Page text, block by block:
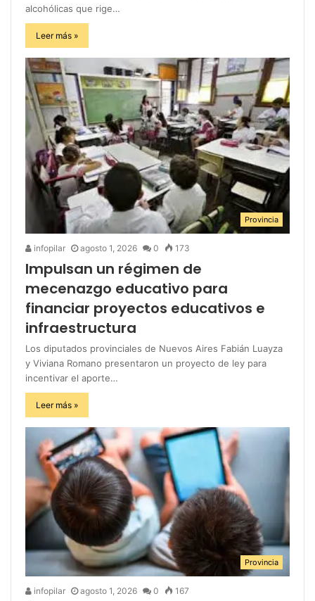
alcohólicas que rige…
Leer más »
Provincia
infopilar agosto 1, 2026 0 173
Impulsan un régimen de
mecenazgo educativo para
financiar proyectos educativos e
infraestructura
Los diputados provinciales de Nuevos Aires Fabián Luayza
y Viviana Romano presentaron un proyecto de ley para
incentivar el aporte…
Leer más »
Provincia
infopilar agosto 1, 2026 0 167